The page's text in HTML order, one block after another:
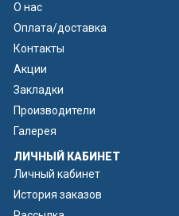
О нас
Оплата/доставка
Контакты
Акции
Закладки
Производители
Галерея
ЛИЧНЫЙ КАБИНЕТ
Личный кабинет
История заказов